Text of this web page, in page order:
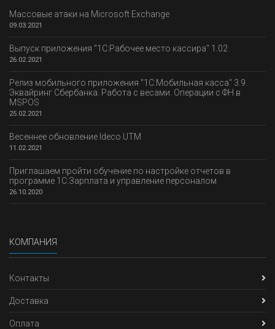
Массовые атаки на Microsoft Exchange
09.03.2021
Выпуск приложения "1С:Рабочее место кассира" 1.02
26.02.2021
Релиз мобильного приложения "1С:Мобильная касса" 3.9.
Эквайринг Сбербанка. Работа с весами. Операции с ФН в
MSPOS
25.02.2021
Весеннее обновление Ideco UTM
11.02.2021
Приглашаем пройти обучение по настройке отчетов в
программе 1С:Зарплата и управление персоналом
26.10.2020
КОМПАНИЯ
Контакты
Доставка
Оплата